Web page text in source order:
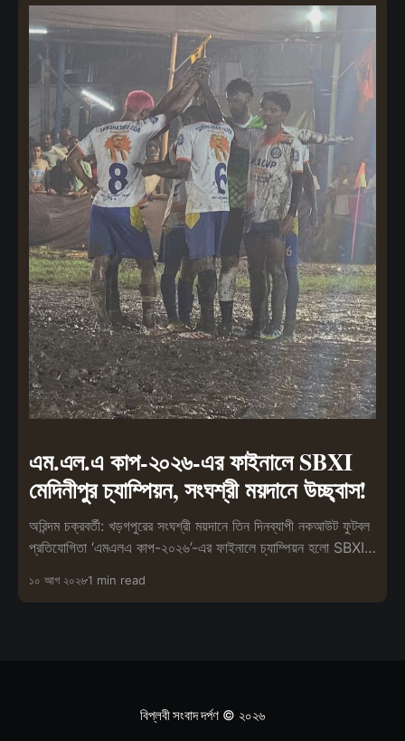
এম.এল.এ কাপ-২০২৬-এর ফাইনালে SBXI
মেদিনীপুর চ্যাম্পিয়ন, সংঘশ্রী ময়দানে উচ্ছ্বাস!
অরিন্দম চক্রবর্তী: খড়গপুরের সংঘশ্রী ময়দানে তিন দিনব্যাপী নকআউট ফুটবল
প্রতিযোগিতা ‘এমএলএ কাপ-২০২৬’-এর ফাইনালে চ্যাম্পিয়ন হলো SBXI
১০ আগ ২০২৬1 min read
বিপ্লবী সংবাদ দর্পণ© ২০২৬